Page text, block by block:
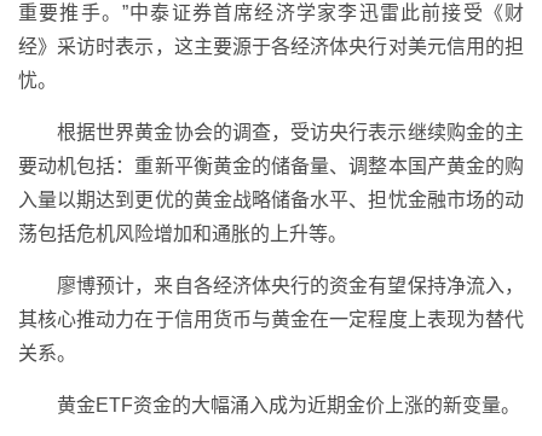
重要推手。”中泰证券首席经济学家李迅雷此前接受《财
经》采访时表示，这主要源于各经济体央行对美元信用的担
忧。
根据世界黄金协会的调查，受访央行表示继续购金的主
要动机包括：重新平衡黄金的储备量、调整本国产黄金的购
入量以期达到更优的黄金战略储备水平、担忧金融市场的动
荡包括危机风险增加和通胀的上升等。
廖博预计，来自各经济体央行的资金有望保持净流入，
其核心推动力在于信用货币与黄金在一定程度上表现为替代
关系。
黄金ETF资金的大幅涌入成为近期金价上涨的新变量。